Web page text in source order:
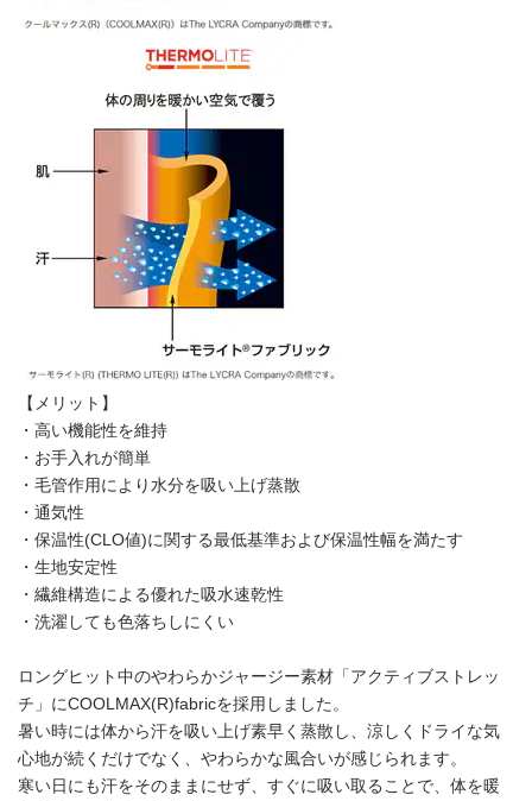
【メリット】
・高い機能性を維持
・お手入れが簡単
・毛管作用により水分を吸い上げ蒸散
・通気性
・保温性(CLO値)に関する最低基準および保温性幅を満たす
・生地安定性
・繊維構造による優れた吸水速乾性
・洗濯しても色落ちしにくい
ロングヒット中のやわらかジャージー素材「アクティブストレッ
チ」にCOOLMAX(R)fabricを採用しました。
暑い時には体から汗を吸い上げ素早く蒸散し、涼しくドライな気
心地が続くだけでなく、やわらかな風合いが感じられます。
寒い日にも汗をそのままにせず、すぐに吸い取ることで、体を暖